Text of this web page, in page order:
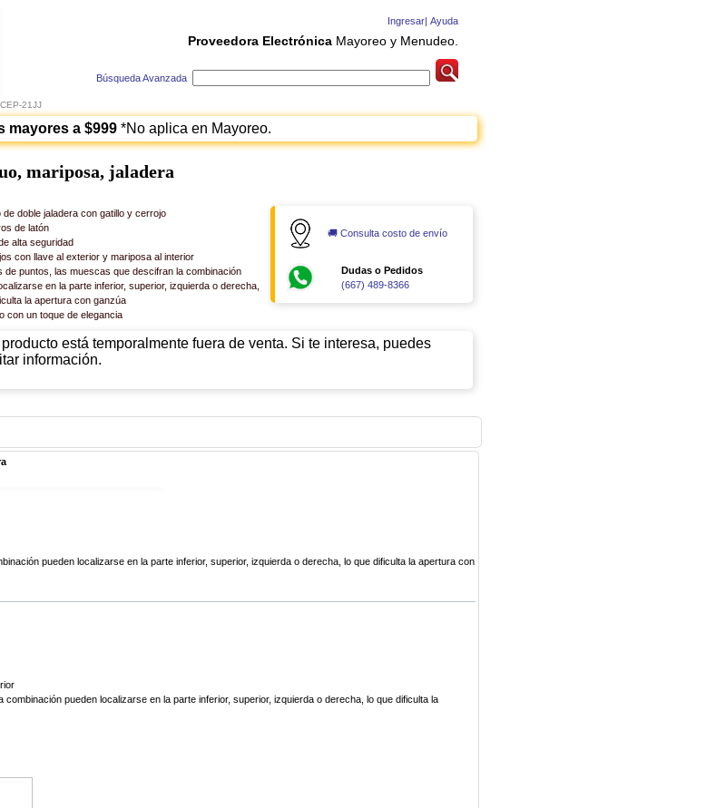
Ingresar| Ayuda
Proveedora Electrónica Mayoreo y Menudeo.
Búsqueda Avanzada
CEP-21JJ
mayores a $999*No aplica en Mayoreo.
mariposa, jaladera
de doble jaladera con gatillo y cerrojo
de latón
alta seguridad
con llave al exterior y mariposa al interior
de puntos, las muescas que descifran la combinación
en la parte inferior, superior, izquierda o derecha,
la apertura con ganzúa
con un toque de elegancia
🚚 Consulta costo de envío
Dudas o Pedidos
(667) 489-8366
producto está temporalmente fuera de venta. Si te interesa, puedes
información.
pueden localizarse en la parte inferior, superior, izquierda o derecha, lo que dificulta la apertura con
combinación pueden localizarse en la parte inferior, superior, izquierda o derecha, lo que dificulta la